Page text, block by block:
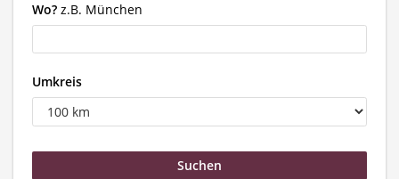
Wo? z.B. München
Umkreis